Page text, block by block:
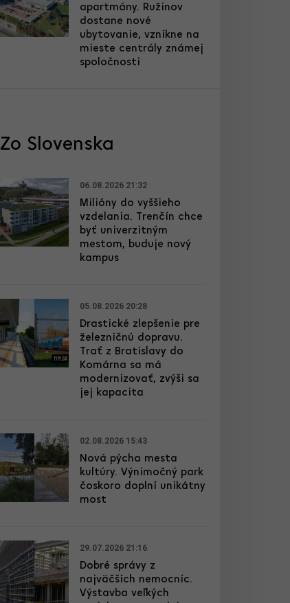
apartmány. Ružinov
dostane nové
ubytovanie, vznikne na
mieste centrály známej
spoločnosti
Zo Slovenska
06.08.2026 21:32
Milióny do vyššieho
vzdelania. Trenčín chce
byť univerzitným
mestom, buduje nový
kampus
05.08.2026 20:28
Drastické zlepšenie pre
železničnú dopravu.
Trať z Bratislavy do
Komárna sa má
modernizovať, zvýši sa
jej kapacita
02.08.2026 15:43
Nová pýcha mesta
kultúry. Výnimočný park
čoskoro doplní unikátny
most
29.07.2026 21:16
Dobré správy z
najväčších nemocníc.
Výstavba veľkých